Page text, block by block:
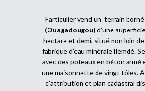
Particulier vend un terrain borné
(Ouagadougou) d’une
hectare et demi, situé non loin de
fabrique d’eau minérale Ilemdé.
avec des poteaux en béton armé
une maisonnette de vingt tôles.
d’attribution et plan cadastral